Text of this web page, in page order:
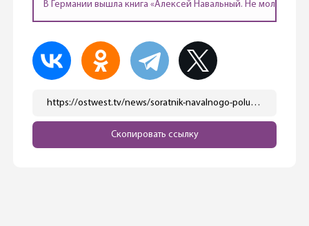
В Германии вышла книга «Алексей Навальный. Не молчать!»
https://ostwest.tv/news/soratnik-navalnogo-poluchil-prestizhnuju-nemeckuju-premiju-teodora-hojsa/
Скопировать ссылку